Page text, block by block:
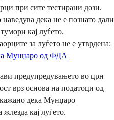
при сите тестирани дози.
наведува дека не е познато дали
кај луѓето.
за луѓето не е утврдена:
Мунџаро од ФДА
предупредувањето во црн
врз основа на податоци од
дека Мунџаро
кај луѓето.